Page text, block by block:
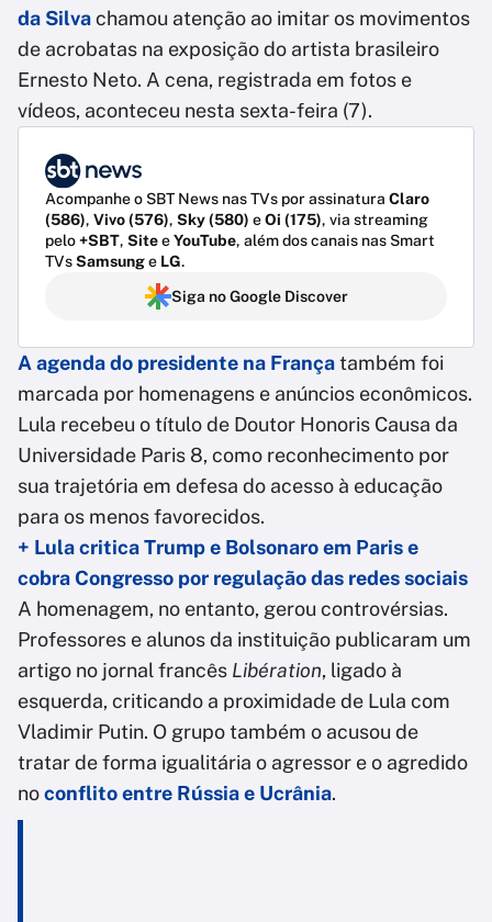
da Silvachamou atenção ao imitar os movimentos
de acrobatas na exposição do artista brasileiro
Ernesto Neto. A cena, registrada em fotos e
vídeos, aconteceu nesta sexta-feira (7).
Acompanhe o SBT News nas TVs por assinatura Claro
(586), Vivo (576), Sky (580) eOi (175), via streaming
pelo+SBT, SiteeYouTube, além dos canais nas Smart
TVsSamsunge LG.
Siga no Google Discover
A agenda do presidente na Françatambém foi
marcada por homenagens e anúncios econômicos.
Lula recebeu o título de Doutor Honoris Causa da
Universidade Paris 8, como reconhecimento por
sua trajetória em defesa do acesso à educação
para os menos favorecidos.
+ Lula critica Trump e Bolsonaro em Paris e
cobra Congresso por regulação das redes sociais
A homenagem, no entanto, gerou controvérsias.
Professores e alunos da instituição publicaram um
artigo no jornal francês Libération, ligado à
esquerda, criticando a proximidade de Lula com
Vladimir Putin. O grupo também o acusou de
tratar de forma igualitária o agressor e o agredido
noconflito entre Rússia e Ucrânia.